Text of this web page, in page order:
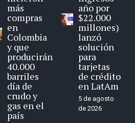
más
compras
en
Colombia
y que
producirán
40.000
barriles
día de
crudo y
gas en el
país
año por
$22.000
millones)
lanzó
solución
para
tarjetas
de crédito
en LatAm
5 de agosto
de 2026